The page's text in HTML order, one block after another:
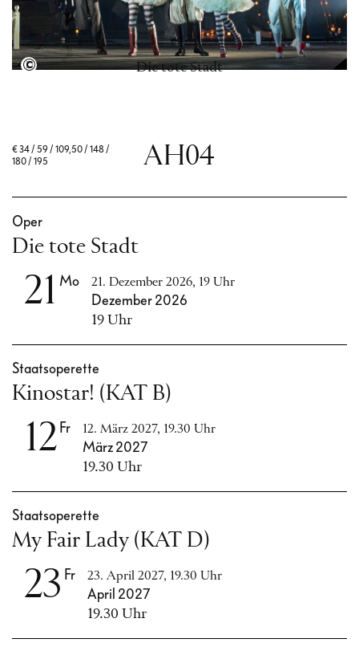
Semperoper Dresden, Foto: David Baltzer
Die tote Stadt
€34 / 59 / 109,50 / 148 /
180 / 195
AH04
21 Mo 21. Dezember 2026, 19 Uhr
Dezember 2026
19 Uhr
Die tote Stadt
Oper
12 Fr 12. März 2027, 19.30 Uhr
März 2027
19.30 Uhr
Kinostar! (KAT B)
Staatsoperette
23 Fr 23. April 2027, 19.30 Uhr
April 2027
19.30 Uhr
My Fair Lady (KAT D)
Staatsoperette